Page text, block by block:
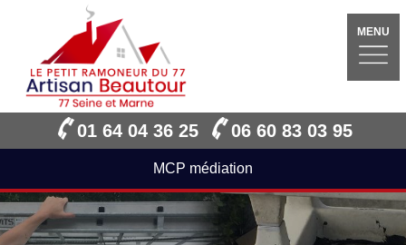
MENU
01 64 04 36 25 06 60 83 03 95
MCP médiation